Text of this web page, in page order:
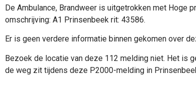
De Ambulance, Brandweer is uitgetrokken met Hoge
omschrijving: A1 Prinsenbeek rit: 43586.
Er is geen verdere informatie binnen gekomen over
Bezoek de locatie van deze 112 melding niet. Het is
de weg zit tijdens deze P2000-melding in